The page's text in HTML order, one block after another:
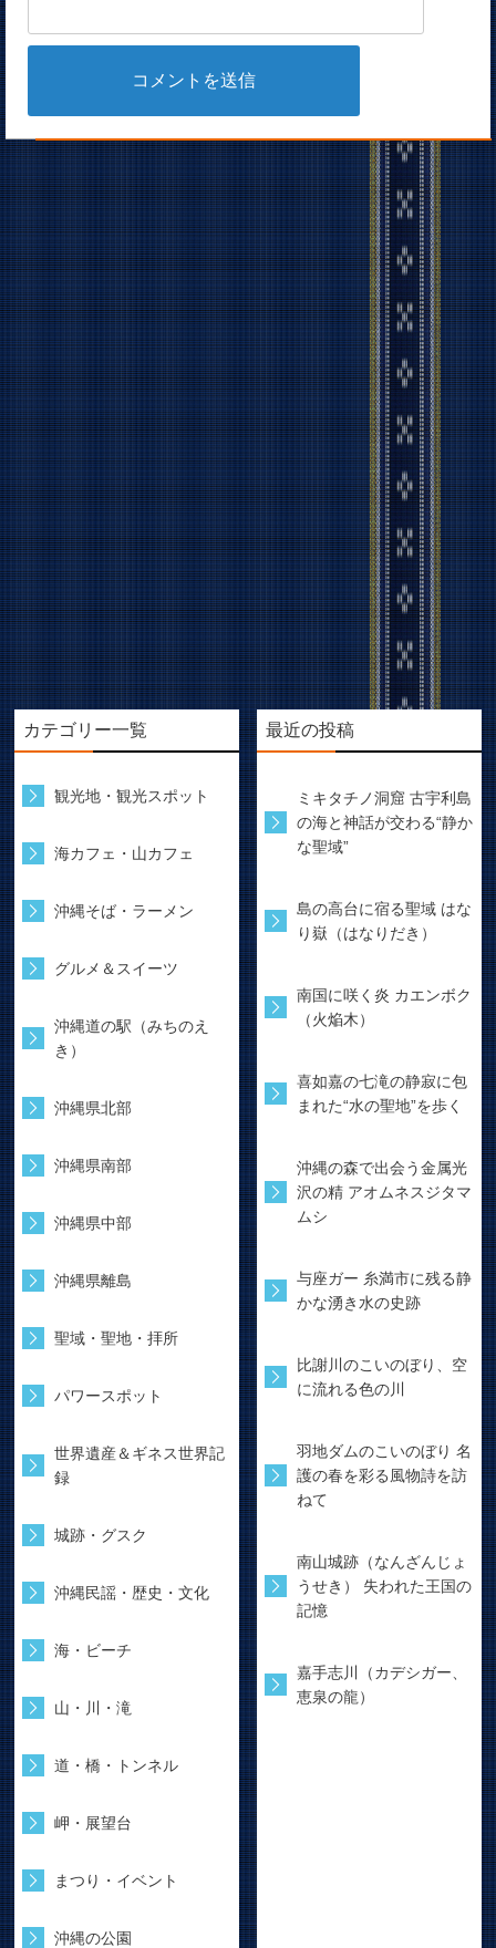
カテゴリー一覧
観光地・観光スポット
海カフェ・山カフェ
沖縄そば・ラーメン
グルメ＆スイーツ
沖縄道の駅（みちのえ
き）
沖縄県北部
沖縄県南部
沖縄県中部
沖縄県離島
聖域・聖地・拝所
パワースポット
世界遺産＆ギネス世界記
録
城跡・グスク
沖縄民謡・歴史・文化
海・ビーチ
山・川・滝
道・橋・トンネル
岬・展望台
まつり・イベント
沖縄の公園
最近の投稿
ミキタチノ洞窟 古宇利島
の海と神話が交わる“静か
な聖域”
島の高台に宿る聖域 はな
り嶽（はなりだき）
南国に咲く炎 カエンボク
（火焔木）
喜如嘉の七滝の静寂に包
まれた“水の聖地”を歩く
沖縄の森で出会う金属光
沢の精 アオムネスジタマ
ムシ
与座ガー 糸満市に残る静
かな湧き水の史跡
比謝川のこいのぼり、空
に流れる色の川
羽地ダムのこいのぼり 名
護の春を彩る風物詩を訪
ねて
南山城跡（なんざんじょ
うせき） 失われた王国の
記憶
嘉手志川（カデシガー、
恵泉の龍）